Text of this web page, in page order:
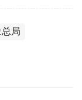
局